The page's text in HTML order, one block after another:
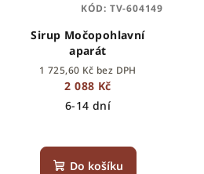
Sirup Močopohlavní
aparát
1 725,60 Kč bez DPH
2 088 Kč
6-14 dní
Do košíku
KÓD: TV-604149